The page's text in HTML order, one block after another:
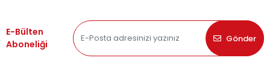
E-Bülten
Aboneliği
Gönder